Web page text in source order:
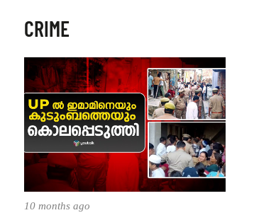
CRIME
10 months ago